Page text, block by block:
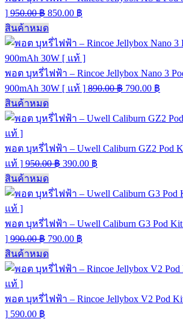
] 950.00฿ 850.00 ฿
สินค้าหมด
พอต บุหรี่ไฟฟ้า – Rincoe Jellybox Nano 3
900mAh 30W [ แท้ ] 890.00฿ 790.00 ฿
สินค้าหมด
พอต บุหรี่ไฟฟ้า – Uwell Caliburn GZ2 Pod
แท้ ] 950.00฿ 390.00 ฿
สินค้าหมด
พอต บุหรี่ไฟฟ้า – Uwell Caliburn G3 Pod
] 990.00฿ 790.00 ฿
สินค้าหมด
พอต บุหรี่ไฟฟ้า – Rincoe Jellybox V2 Pod
] 590.00 ฿